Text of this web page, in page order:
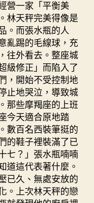
營一家「平衡美
林天秤完美得像是
。而張水瓶的人
亂踢的毛線球，充
往外看去。整座城
級修正」而陷入了
，開始不受控制地
止地哭泣，導致城
那些摩羯座的上班
今天適合原地踏
數百名西裝筆挺的
的鞋子裡裝滿了已
七？」張水瓶喃喃
道這代表著什麼。
已久、無處安放的
。上次林天秤的戀